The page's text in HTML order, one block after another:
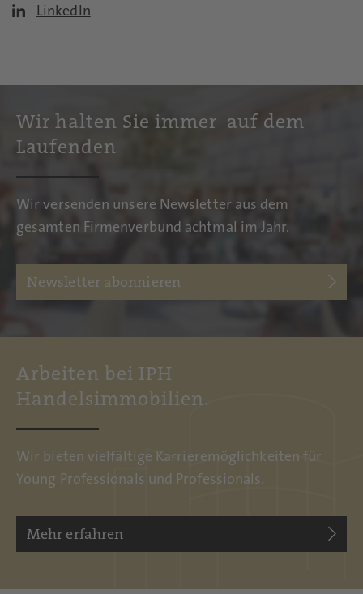
LinkedIn
Wir halten Sie immer auf dem
Laufenden
Wir versenden unsere Newsletter aus dem
gesamten Firmenverbund achtmal im Jahr.
Newsletter abonnieren
Arbeiten bei IPH
Handelsimmobilien.
Wir bieten vielfältige Karrieremöglichkeiten für
Young Professionals und Professionals.
Mehr erfahren